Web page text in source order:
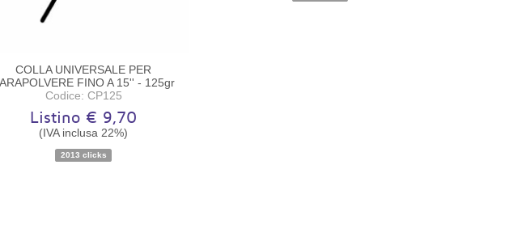
Disponibilità:Disponibile
COLLA UNIVERSALE PER
FINO A 15'' - 125gr
Codice: CP125
Listino € 9,70
(IVA inclusa 22%)
2013 clicks